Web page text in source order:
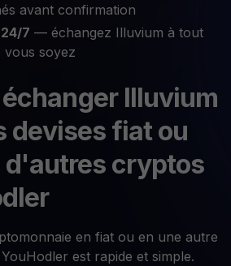
avant confirmation
7 — échangez Illuvium à tout
vous soyez
Illuvium
devises fiat ou
d'autres cryptos
en fiat ou en une autre
est rapide et simple.